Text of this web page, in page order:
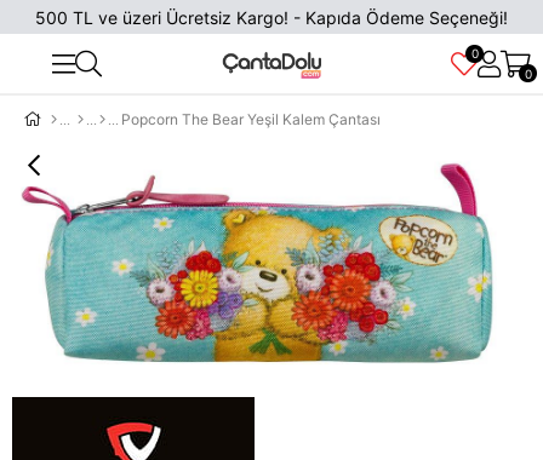
500 TL ve üzeri Ücretsiz Kargo! - Kapıda Ödeme Seçeneği!
0
0
Popcorn The Bear Yeşil Kalem Çantası